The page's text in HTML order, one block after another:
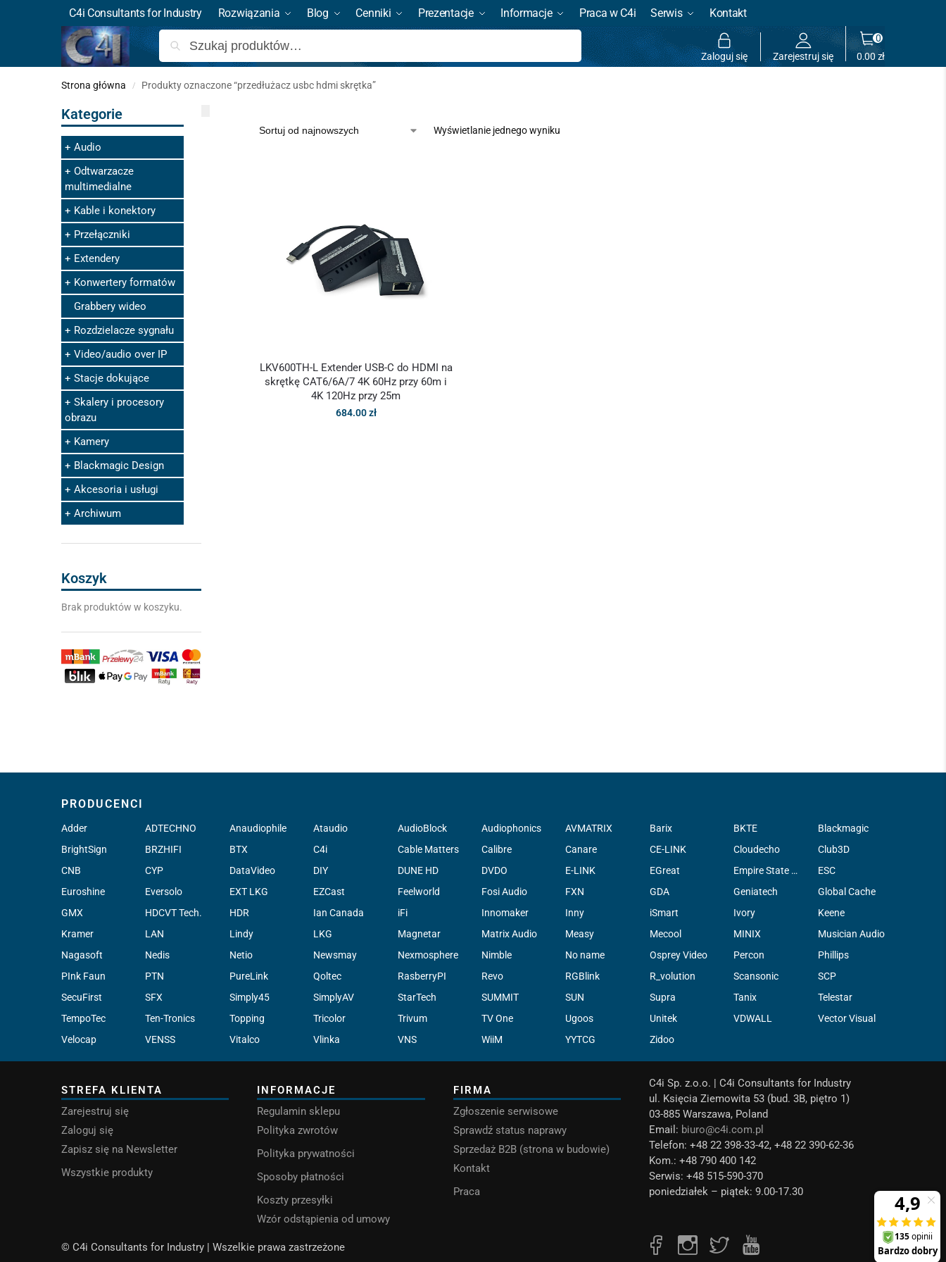
C4i Consultants for Industry Rozwiązania Blog Cenniki Prezentacje Informacje Praca w C4i Serwis Kontakt
Szukaj
Zaloguj się Zarejestruj się 0.00zł
0
Strona główna / Produkty oznaczone “przedłużacz usbc hdmi skrętka”
Wyświetlanie jednego wyniku
LKV600TH-L Extender USB-C do HDMI na
skrętkę CAT6/6A/7 4K 60Hz przy 60m i
4K 120Hz przy 25m
684.00zł
Kategorie
Audio
Odtwarzacze
multimedialne
Kable i konektory
Przełączniki
Extendery
Konwertery formatów
Grabbery wideo
Rozdzielacze sygnału
Video/audio over IP
Stacje dokujące
Skalery i procesory
obrazu
Kamery
Blackmagic Design
Akcesoria i usługi
Archiwum
Koszyk
Brak produktów w koszyku.
PRODUCENCI
Adder ADTECHNO Anaudiophile Ataudio AudioBlock Audiophonics AVMATRIX Barix BKTE
Blackmagic
BrightSign
BRZHIFI BTX C4i Cable Matters Calibre Canare CE-LINK Cloudecho
Club3D
CNB
CYP DataVideo DIY DUNE HD DVDO E-LINK EGreat Empire State Filter Company, INC.
ESC
Euroshine
Eversolo EXT LKG EZCast Feelworld Fosi Audio FXN GDA Geniatech
Global Cache
GMX
HDCVT Tech. HDR Ian Canada iFi Innomaker Inny iSmart Ivory
Keene
Kramer
LAN Lindy LKG Magnetar Matrix Audio Measy Mecool MINIX
Musician Audio
Nagasoft
Nedis Netio Newsmay Nexmosphere Nimble No name Osprey Video Percon
Phillips
PInk Faun
PTN PureLink Qoltec RasberryPI Revo RGBlink R_volution Scansonic
SCP
SecuFirst
SFX Simply45 SimplyAV StarTech SUMMIT SUN Supra Tanix
Telestar
TempoTec
Ten-Tronics Topping Tricolor Trivum TV One Ugoos Unitek VDWALL
Vector Visual
Velocap
VENSS Vitalco Vlinka VNS WiiM YYTCG Zidoo
STREFA KLIENTA
Zarejestruj się
Zaloguj się
Zapisz się na Newsletter
Wszystkie produkty
INFORMACJE
Regulamin sklepu
Polityka zwrotów
Polityka prywatności
Sposoby płatności
Koszty przesyłki
Wzór odstąpienia od umowy
FIRMA
Zgłoszenie serwisowe
Sprawdź status naprawy
Sprzedaż B2B (strona w budowie)
Kontakt
Praca
C4i Sp. z.o.o. | C4i Consultants for Industry
ul. Księcia Ziemowita 53 (bud. 3B, piętro 1)
03-885 Warszawa, Poland
Email: biuro@c4i.com.pl
Telefon: +48 22 398-33-42, +48 22 390-62-36
Kom.: +48 790 400 142
Serwis: +48 515-590-370
poniedziałek – piątek: 9.00-17.30
© C4i Consultants for Industry | Wszelkie prawa zastrzeżone